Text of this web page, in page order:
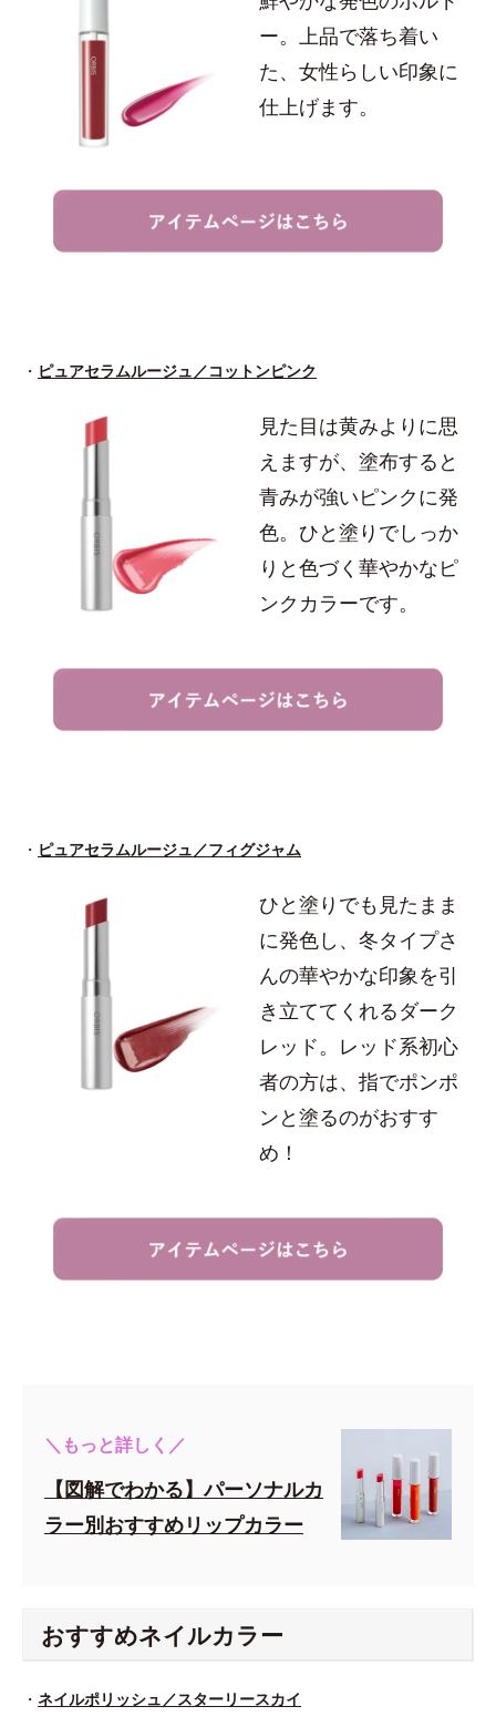
ー。上品で落ち着い
た、女性らしい印象に
仕上げます。
・ ピュアセラムルージュ／コットンピンク
見た目は黄みよりに思
えますが、塗布すると
青みが強いピンクに発
色。ひと塗りでしっか
りと色づく華やかなピ
ンクカラーです。
・ ピュアセラムルージュ／フィグジャム
ひと塗りでも見たまま
に発色し、冬タイプさ
んの華やかな印象を引
き立ててくれるダーク
レッド。レッド系初心
者の方は、指でポンポ
ンと塗るのがおすす
め！
＼もっと詳しく／
【図解でわかる】パーソナルカ
ラー別おすすめリップカラー
おすすめネイルカラー
・ ネイルポリッシュ／スターリースカイ